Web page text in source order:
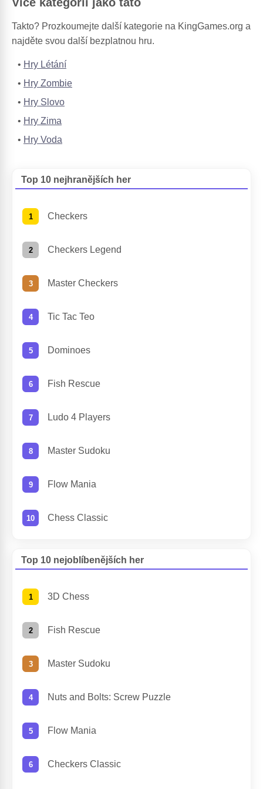
Takto? Prozkoumejte další kategorie na KingGames.org a
najděte svou další bezplatnou hru.
Hry Létání
Hry Zombie
Hry Slovo
Hry Zima
Hry Voda
Top 10 nejhranějších her
Checkers
Checkers Legend
Master Checkers
Tic Tac Teo
Dominoes
Fish Rescue
Ludo 4 Players
Master Sudoku
Flow Mania
Chess Classic
Top 10 nejoblíbenějších her
3D Chess
Fish Rescue
Master Sudoku
Nuts and Bolts: Screw Puzzle
Flow Mania
Checkers Classic